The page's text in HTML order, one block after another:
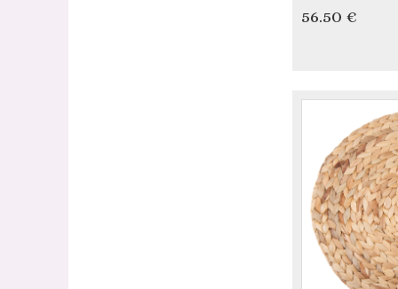
56.50 €